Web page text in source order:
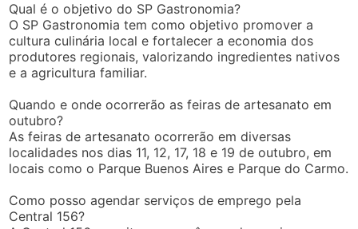
Qual é o objetivo do SP Gastronomia?
O SP Gastronomia tem como objetivo promover a
cultura culinária local e fortalecer a economia dos
produtores regionais, valorizando ingredientes nativos
e a agricultura familiar.
Quando e onde ocorrerão as feiras de artesanato em
outubro?
As feiras de artesanato ocorrerão em diversas
localidades nos dias 11, 12, 17, 18 e 19 de outubro, em
locais como o Parque Buenos Aires e Parque do Carmo.
Como posso agendar serviços de emprego pela
Central 156?